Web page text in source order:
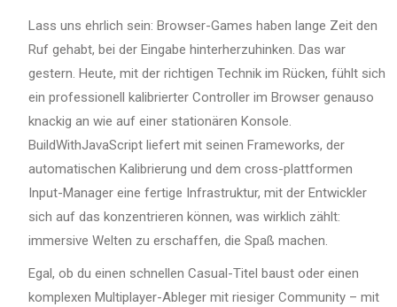
Lass uns ehrlich sein: Browser-Games haben lange Zeit den
Ruf gehabt, bei der Eingabe hinterherzuhinken. Das war
gestern. Heute, mit der richtigen Technik im Rücken, fühlt sich
ein professionell kalibrierter Controller im Browser genauso
knackig an wie auf einer stationären Konsole.
BuildWithJavaScript liefert mit seinen Frameworks, der
automatischen Kalibrierung und dem cross-plattformen
Input-Manager eine fertige Infrastruktur, mit der Entwickler
sich auf das konzentrieren können, was wirklich zählt:
immersive Welten zu erschaffen, die Spaß machen.
Egal, ob du einen schnellen Casual-Titel baust oder einen
komplexen Multiplayer-Ableger mit riesiger Community – mit